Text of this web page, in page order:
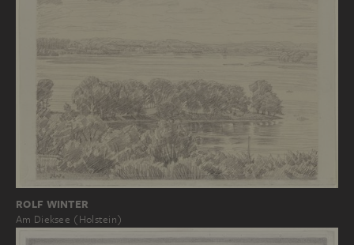
ROLF WINTER
Am Dieksee (Holstein)